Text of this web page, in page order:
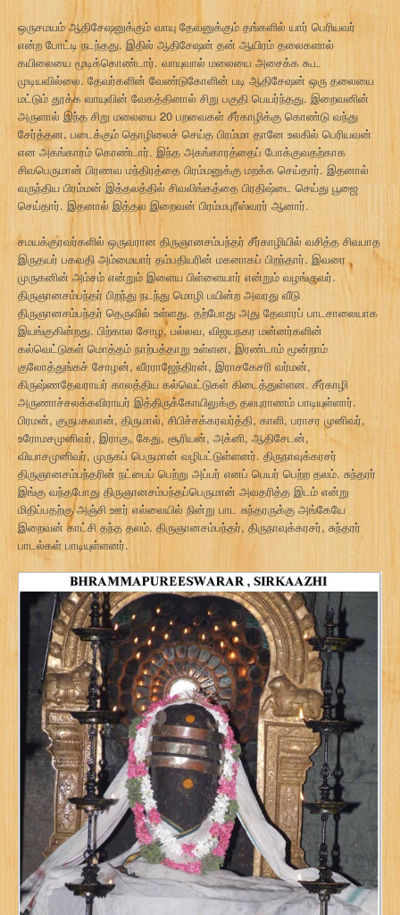
ஒருசமயம் ஆதிசேஷனுக்கும் வாயு தேவனுக்கும் தங்களில் யார் பெரியவர்
என்ற போட்டி நடந்தது. இதில் ஆதிசேஷன் தன் ஆயிரம் தலைகளால்
கயிலையை மூடிக்கொண்டார். வாயுவால் மலையை அசைக்க கூட
முடியவில்லை. தேவர்களின் வேண்டுகோளின் படி ஆதிசேஷன் ஒரு தலையை
மட்டும் தூக்க வாயுவின் வேகத்தினால் சிறு பகுதி பெயர்ந்தது. இறைவனின்
அருளால் இந்த சிறு மலையை 20 பறவைகள் சீர்காழிக்கு கொண்டு வந்து
சேர்த்தன. படைக்கும் தொழிலைச் செய்த பிரம்மா தானே உலகில் பெரியவன்
என அகங்காரம் கொண்டார். இந்த அகங்காரத்தைப் போக்குவதற்காக
சிவபெருமான் பிரணவ மந்திரத்தை பிரம்மனுக்கு மறக்க செய்தார். இதனால்
வருந்திய பிரம்மன் இத்தலத்தில் சிவலிங்கத்தை பிரதிஷ்டை செய்து பூஜை
செய்தார். இதனால் இத்தல இறைவன் பிரம்மபுரீஸ்வரர் ஆனார்.
சமயக்குரவர்களில் ஒருவரான திருஞானசம்பந்தர் சீர்காழியில் வசித்த சிவபாத
இருதயர் பகவதி அம்மையார் தம்பதியரின் மகனாகப் பிறந்தார். இவரை
முருகனின் அம்சம் என்றும் இளைய பிள்ளையார் என்றும் வழங்குவர்.
திருஞானசம்பந்தர் பிறந்து நடந்து மொழி பயின்ற அவரது வீடு
திருஞானசம்பந்தர் தெருவில் உள்ளது. தற்போது அது தேவாரப் பாடசாலையாக
இயங்குகின்றது. பிற்கால சோழ, பல்லவ, விஜயநகர மன்னர்களின்
கல்வெட்டுகள் மொத்தம் நாற்பத்தாறு உள்ளன, இரண்டாம் மூன்றாம்
குலோத்துங்கச் சோழன், வீரராஜேந்திரன், இராசகேசரி வர்மன்,
கிருஷ்ணதேவராயர் காலத்திய கல்வெட்டுகள் கிடைத்துள்ளன. சீர்காழி
அருணாச்சலக்கவிராயர் இத்திருக்கோயிலுக்கு தலபுராணம் பாடியுள்ளார்.
பிரமன், குருபகவான், திருமால், சிபிச்சக்கரவர்த்தி, காளி, பராசர முனிவர்,
உரோமசமுனிவர், இராகு, கேது, சூரியன், அக்னி, ஆதிசேடன்,
வியாசமுனிவர், முருகப் பெருமான் வழிபட்டுள்ளனர். திருநாவுக்கரசர்
திருஞானசம்பந்தரின் நட்பைப் பெற்று அப்பர் எனப் பெயர் பெற்ற தலம். சுந்தரர்
இங்கு வந்தபோது திருஞானசம்பந்தப்பெருமான் அவதரித்த இடம் என்று
மிதிப்பதற்கு அஞ்சி ஊர் எல்லையில் நின்று பாட சுந்தரருக்கு அங்கேயே
இறைவன் காட்சி தந்த தலம். திருஞானசம்பந்தர், திருநாவுக்கரசர், சுந்தரர்
பாடல்கள் பாடியுள்ளனர்.